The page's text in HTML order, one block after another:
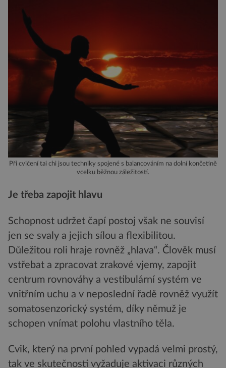
Při cvičení tai chi jsou techniky spojené s balancováním na dolní končetině
vcelku běžnou záležitostí.
Je třeba zapojit hlavu
Schopnost udržet čapí postoj však ne souvisí
jen se svaly a jejich sílou a flexibilitou.
Důležitou roli hraje rovněž „hlava“. Člověk musí
vstřebat a zpracovat zrakové vjemy, zapojit
centrum rovnováhy a vestibulární systém ve
vnitřním uchu a v neposlední řadě rovněž využít
somatosenzorický systém, díky němuž je
schopen vnímat polohu vlastního těla.
Cvik, který na první pohled vypadá velmi prostý,
tak ve skutečnosti vyžaduje aktivaci různých